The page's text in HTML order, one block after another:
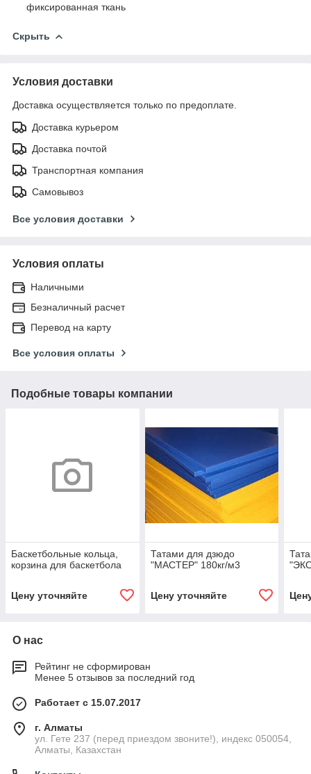
фиксированная ткань
Скрыть
Условия доставки
Доставка осуществляется только по предоплате.
Доставка курьером
Доставка почтой
Транспортная компания
Самовывоз
Все условия доставки
Условия оплаты
Наличными
Безналичный расчет
Перевод на карту
Все условия оплаты
Подобные товары компании
Баскетбольные кольца,
корзина для баскетбола
Цену уточняйте
Татами для дзюдо
"МАСТЕР" 180кг/м3
Цену уточняйте
О нас
Рейтинг не сформирован
Менее 5 отзывов за последний год
Работает с 15.07.2017
г. Алматы
ул. Гете 237 (перед приездом звоните!), индекс 050054,
Алматы, Казахстан